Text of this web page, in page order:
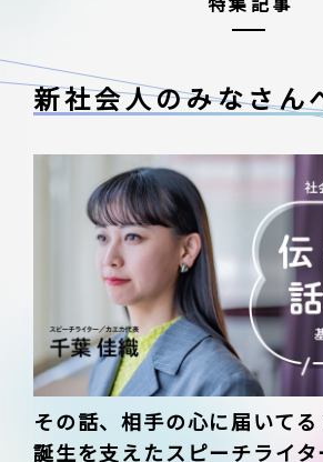
特集記事
新社会人のみなさん
その話、相手の心に届いて
誕生を支えたスピーチライ